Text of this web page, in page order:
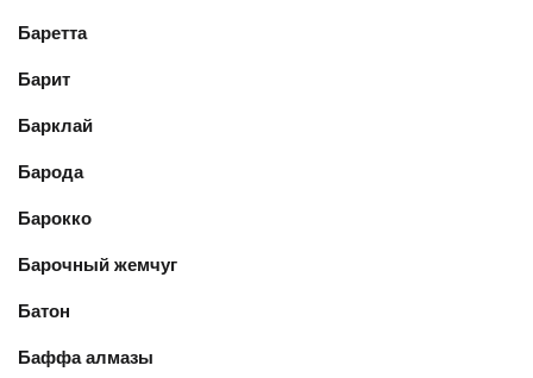
Баретта
Барит
Барклай
Барода
Барокко
Барочный жемчуг
Батон
Баффа алмазы